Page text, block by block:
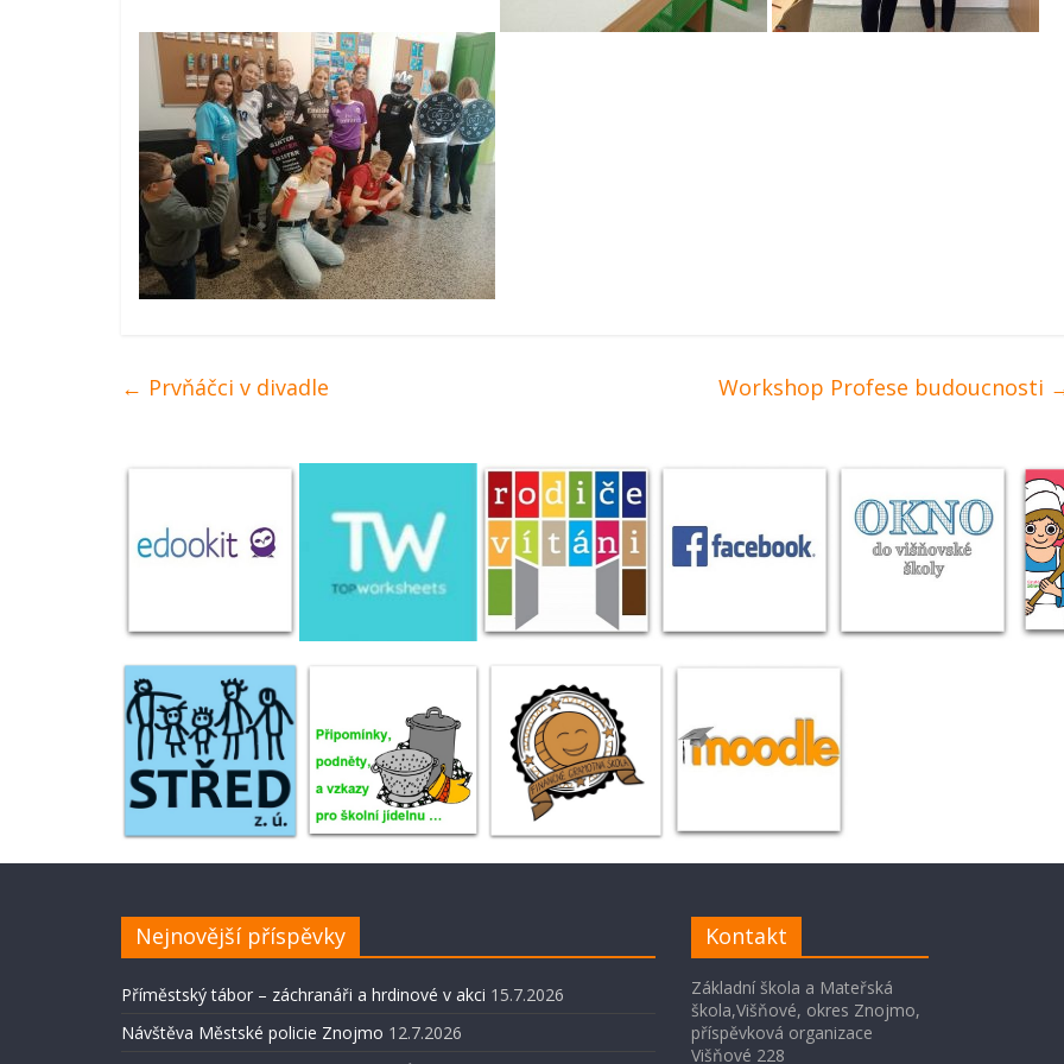
← Prvňáčci v divadle Workshop Profese budoucnosti
Nejnovější příspěvky
Příměstský tábor – záchranáři a hrdinové v akci 15.7.2026
Návštěva Městské policie Znojmo 12.7.2026
Kontakt
Základní škola a Mateřská
škola,Višňové, okres Znojmo,
příspěvková organizace
Višňové 228